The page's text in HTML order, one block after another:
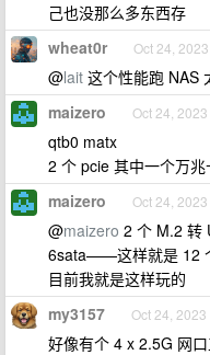
己也没那么多东西存
wheat0r Oct 24, 2023
@lait 这个性能跑 NAS
maizero Oct 24, 2023
qtb0 matx
2 个 pcie 其中一个万
maizero Oct 24, 2023
@maizero 2 个 M.2 转
6sata——这样就是 12
目前我就是这样玩的
my3157 Oct 24, 2023
好像有个 4 x 2.5G 网